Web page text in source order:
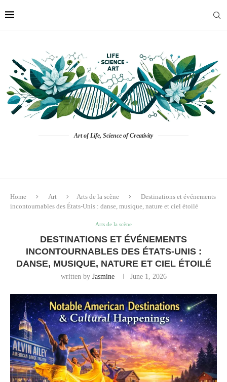
Art of Life, Science of Creativity
Home Art Arts de la scène
Destinations et événements
incontournables des États‑Unis : danse, musique, nature et ciel étoilé
Arts de la scène
DESTINATIONS ET ÉVÉNEMENTS
INCONTOURNABLES DES ÉTATS‑UNIS :
DANSE, MUSIQUE, NATURE ET CIEL ÉTOILÉ
written by Jasmine June 1, 2026